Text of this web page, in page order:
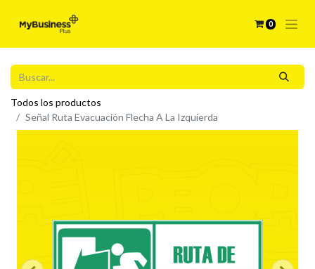
0
Todos los productos
Señal Ruta Evacuación Flecha A La Izquierda